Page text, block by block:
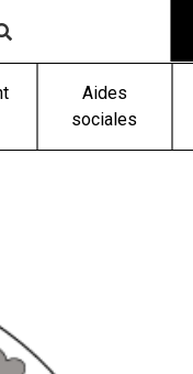
Aides
sociales